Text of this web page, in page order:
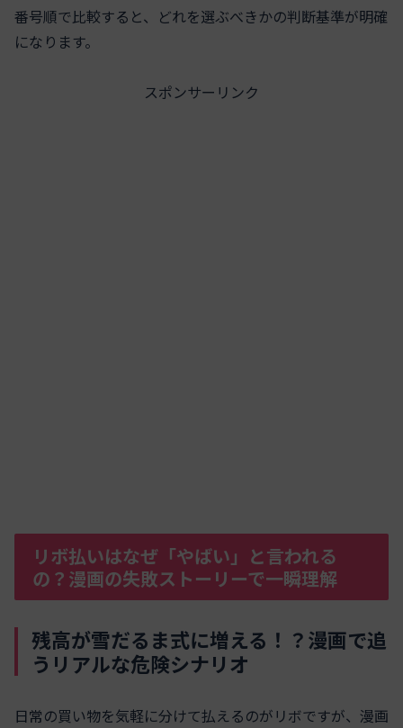
番号順で比較すると、どれを選ぶべきかの判断基準が明確
になります。
スポンサーリンク
リボ払いはなぜ「やばい」と言われる
の？漫画の失敗ストーリーで一瞬理解
残高が雪だるま式に増える！？漫画で追
うリアルな危険シナリオ
日常の買い物を気軽に分けて払えるのがリボですが、漫画